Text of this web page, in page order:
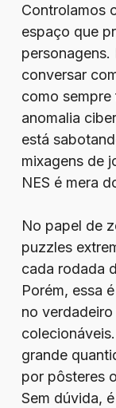
Controlamos
espaço que
personagens.
conversar
como sempre
anomalia
está
mixagens de
NES é mera
No papel de
puzzles
cada rodada
Porém, essa
no
grande
por pôsteres
Sem dúvida,